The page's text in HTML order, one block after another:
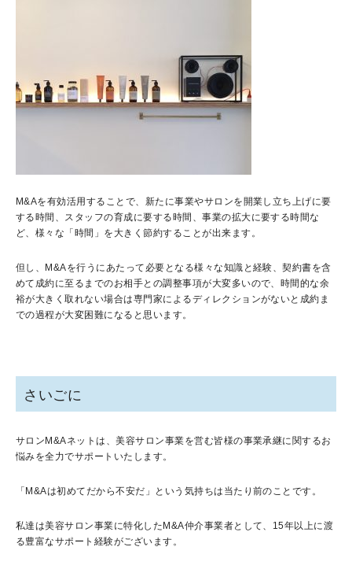
M&Aを有効活用することで、新たに事業やサロンを開業し立ち上げに要
する時間、スタッフの育成に要する時間、事業の拡大に要する時間な
ど、様々な「時間」を大きく節約することが出来ます。
但し、M&Aを行うにあたって必要となる様々な知識と経験、契約書を含
めて成約に至るまでのお相手との調整事項が大変多いので、時間的な余
裕が大きく取れない場合は専門家によるディレクションがないと成約ま
での過程が大変困難になると思います。
さいごに
サロンM&Aネットは、美容サロン事業を営む皆様の事業承継に関するお
悩みを全力でサポートいたします。
「M&Aは初めてだから不安だ」という気持ちは当たり前のことです。
私達は美容サロン事業に特化したM&A仲介事業者として、15年以上に渡
る豊富なサポート経験がございます。